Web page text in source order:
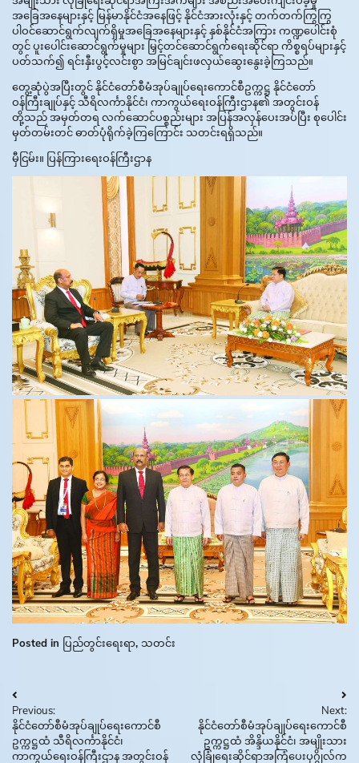
အခြေအနေများနှင့် မြန်မာနိုင်ငံအနေဖြင့် နိုင်ငံအားလုံးနှင့် တက်တက်ကြွကြွ
ပါဝင်ဆောင်ရွက်လျက်ရှိမှုအခြေအနေများနှင့် နှစ်နိုင်ငံအကြား ကဏ္ဍပေါင်းစုံ
တွင် ပူးပေါင်းဆောင်ရွက်မှုများ မြှင့်တင်ဆောင်ရွက်ရေးဆိုင်ရာ ကိစ္စရပ်များနှင့်
ပတ်သက်၍ ရင်းနှီးပွင့်လင်းစွာ အမြင်ချင်းဖလှယ်ဆွေးနွေးခဲ့ကြသည်။
တွေ့ဆုံပွဲအပြီးတွင် နိုင်ငံတော်စီမံအုပ်ချုပ်ရေးကောင်စီဥက္ကဋ္ဌ နိုင်ငံတော်
ဝန်ကြီးချုပ်နှင့် သီရိလင်္ကာနိုင်ငံ၊ ကာကွယ်ရေးဝန်ကြီးဌာန၏ အတွင်းဝန်
တို့သည် အမှတ်တရ လက်ဆောင်ပစ္စည်းများ အပြန်အလှန်ပေးအပ်ပြီး စုပေါင်း
မှတ်တမ်းတင် ဓာတ်ပုံရိုက်ခဲ့ကြကြောင်း သတင်းရရှိသည်။
မှီငြမ်း။ ပြန်ကြားရေးဝန်ကြီးဌာန
Posted in ပြည်တွင်းရေးရာ, သတင်း
Post
navigation
Previous:
နိုင်ငံတော်စီမံအုပ်ချုပ်ရေးကောင်စီ
ဥက္ကဋ္ဌထံ သီရိလင်္ကာနိုင်ငံ၊
ကာကွယ်ရေးဝန်ကြီးဌာန အတွင်းဝန်
Next:
နိုင်ငံတော်စီမံအုပ်ချုပ်ရေးကောင်စီ
ဥက္ကဋ္ဌထံ အိန္ဒိယနိုင်ငံ၊ အမျိုးသား
လုံခြုံရေးဆိုင်ရာအကြံပေးပုဂ္ဂိုလ်က